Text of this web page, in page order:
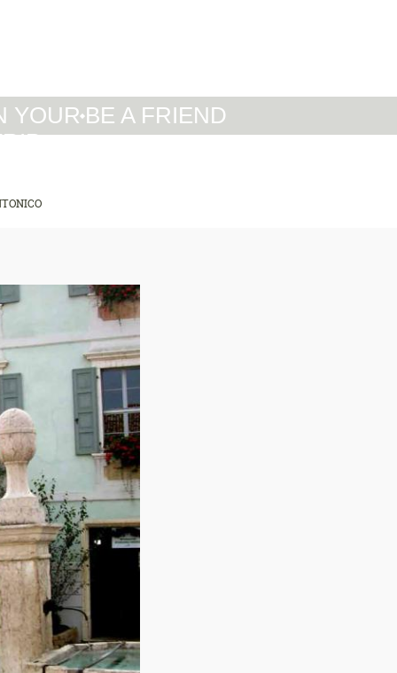
YOUR BE A FRIEND